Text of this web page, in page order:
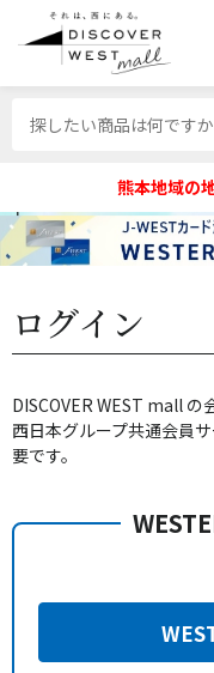
熊本地域の
ログイン
DISCOVER WEST mall
西日本グループ共通会員
要です。